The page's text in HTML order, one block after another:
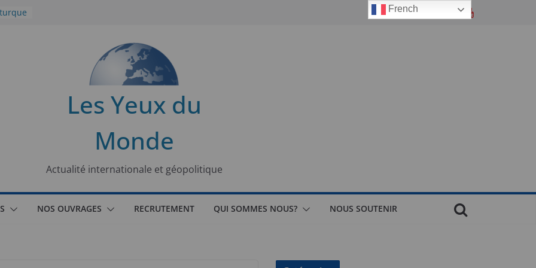
Les Yeux du
Monde
Actualité internationale et géopolitique
NOS OUVRAGES RECRUTEMENT QUI SOMMES NOUS? NOUS SOUTENIR
French